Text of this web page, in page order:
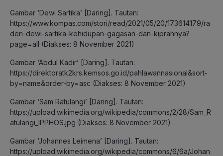
Gambar ‘Dewi Sartika’ [Daring]. Tautan:
https://www.kompas.com/stori/read/2021/05/20/173614179/ra
den-dewi-sartika-kehidupan-gagasan-dan-kiprahnya?
page=all (Diakses: 8 November 2021)
Gambar ‘Abdul Kadir’ [Daring]. Tautan:
https://direktoratk2krs.kemsos.go.id/pahlawannasional&sort-
by=name&order-by=asc (Diakses: 8 November 2021)
Gambar ‘Sam Ratulangi’ [Daring]. Tautan:
https://upload.wikimedia.org/wikipedia/commons/2/28/Sam_R
atulangi_IPPHOS.jpg (Diakses: 8 November 2021)
Gambar ‘Johannes Leimena’ [Daring]. Tautan:
https://upload.wikimedia.org/wikipedia/commons/6/6a/Johan